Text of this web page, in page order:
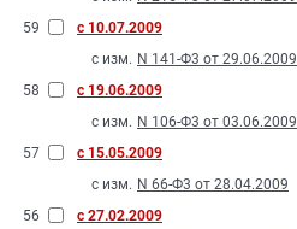
59
с 10.07.2009
с изм. N 141-Ф3 от 29.06.2009
58
с 19.06.2009
с изм. N 106-Ф3 от 03.06.2009
57
с 15.05.2009
с изм. N 66-Ф3 от 28.04.2009
56
с 27.02.2009